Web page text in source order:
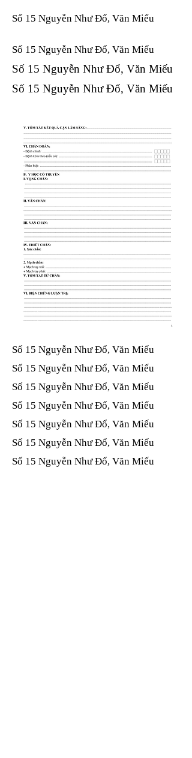
Số 15 Nguyễn Như Đổ, Văn Miếu
Số 15 Nguyễn Như Đổ, Văn Miếu​​​​
Số 15 Nguyễn Như Đổ, Văn Miếu​​​​
Số 15 Nguyễn Như Đổ, Văn Miếu​​​​
Số 15 Nguyễn Như Đổ, Văn Miếu​​​​
Số 15 Nguyễn Như Đổ, Văn Miếu​​​​
Số 15 Nguyễn Như Đổ, Văn Miếu​​​​
Số 15 Nguyễn Như Đổ, Văn Miếu​​​​
Số 15 Nguyễn Như Đổ, Văn Miếu​​​​
Số 15 Nguyễn Như Đổ, Văn Miếu​​​​
Số 15 Nguyễn Như Đổ, Văn Miếu​​​​